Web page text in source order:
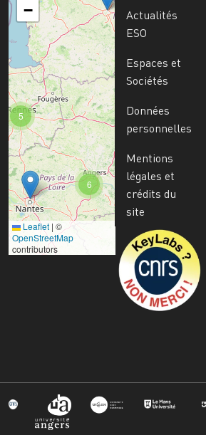
6
5
−
Leaflet | ©
OpenStreetMap
contributors
Actualités
ESO
Espaces et
Sociétés
Données
personnelles
Mentions
légales et
crédits du
site
Image